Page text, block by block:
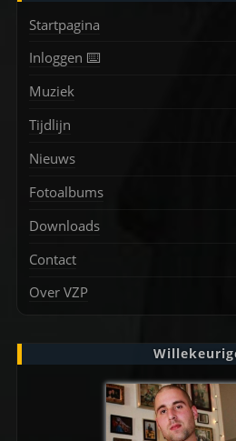
Startpagina
Inloggen ⌨️
Muziek
Tijdlijn
Nieuws
Fotoalbums
Downloads
Contact
Over VZP